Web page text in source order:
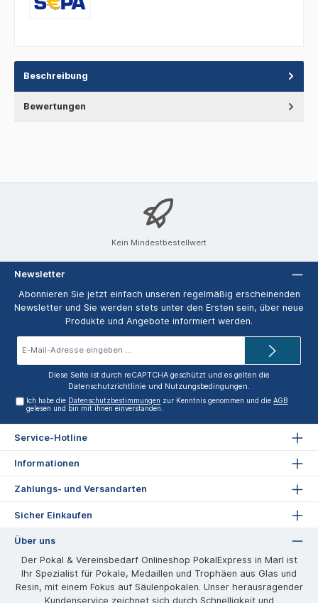
Beschreibung
Bewertungen
Kein Mindestbestellwert
Newsletter
Abonnieren Sie jetzt einfach unseren regelmäßig erscheinenden
Newsletter und Sie werden stets unter den Ersten sein, über neue
Produkte und Angebote informiert werden.
Diese Seite ist durch reCAPTCHA geschützt und es gelten die
Datenschutzrichtlinie und Nutzungsbedingungen.
Ich habe die Datenschutzbestimmungen zur Kenntnis genommen und dieAGB
gelesen und bin mit ihnen einverstanden.
Service-Hotline
Informationen
Zahlungs- und Versandarten
Sicher Einkaufen
Über uns
Der Pokal & Vereinsbedarf Onlineshop PokalExpress in Marl ist
Ihr Spezialist für Pokale, Medaillen und Trophäen aus Glas und
Resin, mit einem Fokus auf Säulenpokalen. Unser herausragender
Kundenservice zeichnet sich durch Schnelligkeit und